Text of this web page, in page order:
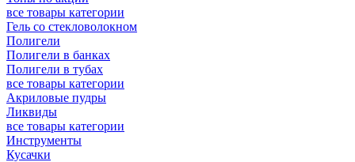
все товары категории
Гель со стекловолокном
Полигели
Полигели в банках
Полигели в тубах
все товары категории
Акриловые пудры
Ликвиды
все товары категории
Инструменты
Кусачки